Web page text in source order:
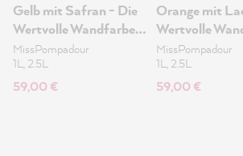
Gelb mit Safran - Die
Wertvolle Wandfarbe
2.5L
MissPompadour
1L, 2.5L
59,00 €
Orange mit
Wertvolle
2.5L
MissPompadour
1L, 2.5L
59,00 €